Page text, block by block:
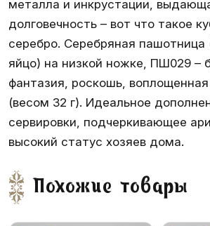
металла и инкрустации,
долговечность – вот что такое
серебро. Серебряная
яйцо) на низкой ножке, ПШ029 –
фантазия, роскошь,
(весом 32 г). Идеальное
сервировки, подчеркивающее
высокий статус хозяев дома.
Похожие товары